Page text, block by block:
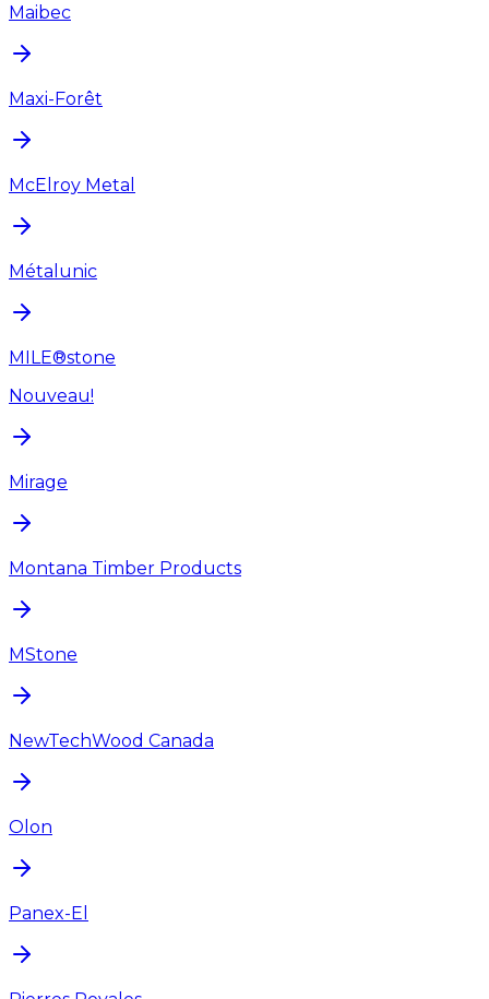
Maibec
Maxi-Forêt
McElroy Metal
Métalunic
MILE®stone
Nouveau!
Mirage
Montana Timber Products
MStone
NewTechWood Canada
Olon
Panex-El